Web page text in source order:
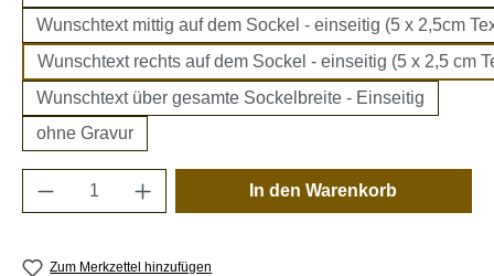
Wunschtext mittig auf dem Sockel - einseitig (5 x 2,5cm
Wunschtext rechts auf dem Sockel - einseitig (5 x 2,5 cm
Wunschtext über gesamte Sockelbreite - Einseitig
ohne Gravur
Produkt Anzahl: Gib den gewünschten
In den Warenkorb
Zum Merkzettel hinzufügen